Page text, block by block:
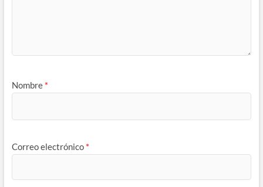
Nombre *
Correo electrónico *